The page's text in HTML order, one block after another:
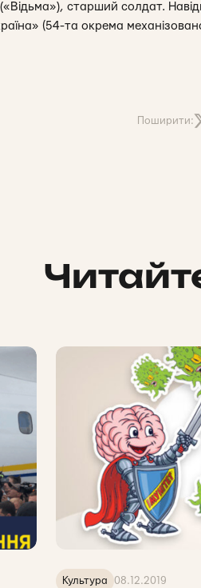
старший солдат.
(54-та окрема
Поширити:
Культура 08.12.2019